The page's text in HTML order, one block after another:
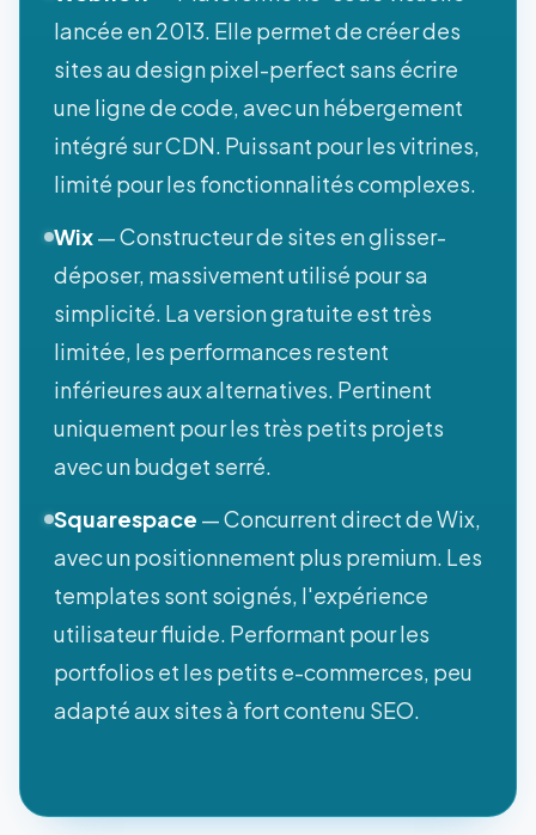
lancée en 2013. Elle permet de créer des
sites au design pixel-perfect sans écrire
une ligne de code, avec un hébergement
intégré sur CDN. Puissant pour les vitrines,
limité pour les fonctionnalités complexes.
Wix— Constructeur de sites en glisser-
déposer, massivement utilisé pour sa
simplicité. La version gratuite est très
limitée, les performances restent
inférieures aux alternatives. Pertinent
uniquement pour les très petits projets
avec un budget serré.
Squarespace — Concurrent direct de Wix,
avec un positionnement plus premium. Les
templates sont soignés, l'expérience
utilisateur fluide. Performant pour les
portfolios et les petits e-commerces, peu
adapté aux sites à fort contenu SEO.